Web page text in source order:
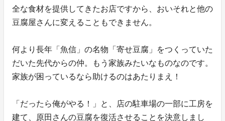
全な食材を提供してきたお店ですから、おいそれと他の
豆腐屋さんに変えることもできません。
何より長年「魚信」の名物「寄せ豆腐」をつくっていた
だいた先代からの仲。もう家族みたいなものなのです。
家族が困っているなら助けるのはあたりまえ！
「だったら俺がやる！」と、店の駐車場の一部に工房を
建て、原田さんの豆腐を復活させることを決意しまし